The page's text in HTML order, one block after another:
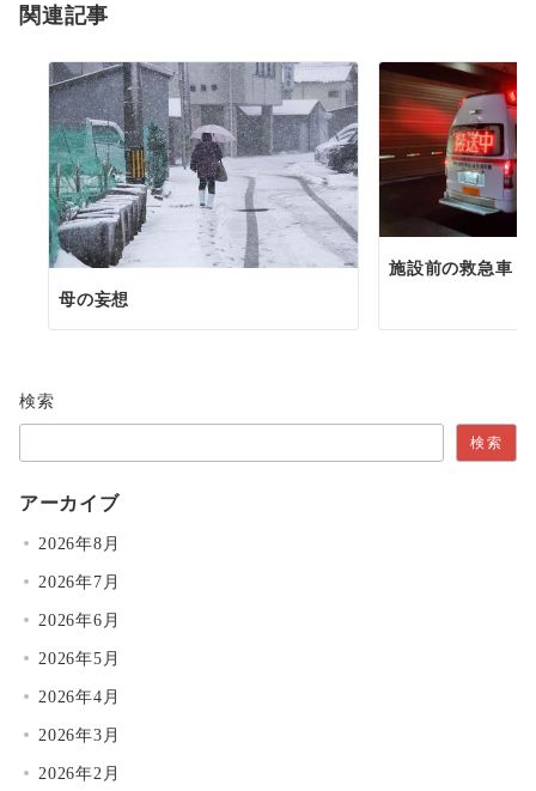
関連記事
母の妄想
施設前の救急車
検索
検索
アーカイブ
2026年8月
2026年7月
2026年6月
2026年5月
2026年4月
2026年3月
2026年2月